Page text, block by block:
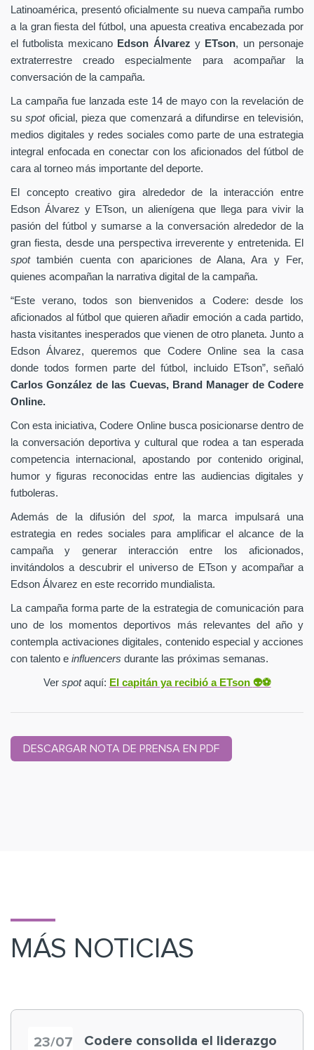
Latinoamérica, presentó oficialmente su nueva campaña rumbo
a la gran fiesta del fútbol, una apuesta creativa encabezada por
el futbolista mexicano Edson Álvarez yETson, un personaje
extraterrestre creado especialmente para acompañar la
conversación de la campaña.
La campaña fue lanzada este 14 de mayo con la revelación de
suspot oficial, pieza que comenzará a difundirse en televisión,
medios digitales y redes sociales como parte de una estrategia
integral enfocada en conectar con los aficionados del fútbol de
cara al torneo más importante del deporte.
El concepto creativo gira alrededor de la interacción entre
Edson Álvarez y ETson, un alienígena que llega para vivir la
pasión del fútbol y sumarse a la conversación alrededor de la
gran fiesta, desde una perspectiva irreverente y entretenida. El
spottambién cuenta con apariciones de Alana, Ara y Fer,
quienes acompañan la narrativa digital de la campaña.
“Este verano, todos son bienvenidos a Codere: desde los
aficionados al fútbol que quieren añadir emoción a cada partido,
hasta visitantes inesperados que vienen de otro planeta. Junto a
Edson Álvarez, queremos que Codere Online sea la casa
donde todos formen parte del fútbol, incluido ETson”, señaló
Carlos González de las Cuevas, Brand Manager de Codere
Online.
Con esta iniciativa, Codere Online busca posicionarse dentro de
la conversación deportiva y cultural que rodea a tan esperada
competencia internacional, apostando por contenido original,
humor y figuras reconocidas entre las audiencias digitales y
futboleras.
Además de la difusión delspot,
la marca impulsará una
estrategia en redes sociales para amplificar el alcance de la
campaña y generar interacción entre los aficionados,
invitándolos a descubrir el universo de ETson y acompañar a
Edson Álvarez en este recorrido mundialista.
La campaña forma parte de la estrategia de comunicación para
uno de los momentos deportivos más relevantes del año y
contempla activaciones digitales, contenido especial y acciones
con talento e influencers durante las próximas semanas.
Ver spotaquí: El capitán ya recibió a ETson 👽⚽️
DESCARGAR NOTA DE PRENSA EN PDF
MÁS NOTICIAS
23/07
Codere consolida el liderazgo